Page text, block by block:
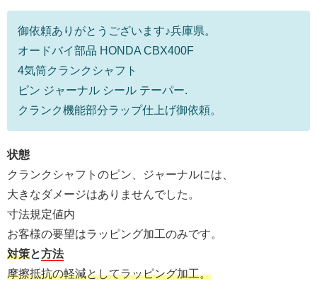
御依頼ありがとうございます♪兵庫県。
オードバイ部品 HONDA CBX400F
4気筒クランクシャフト
ピン ジャーナル シール テーパー.
クランク機能部分ラップ仕上げ御依頼。
状態
クランクシャフトのピン、ジャーナルには、
大きなダメージはありませんでした。
寸法規定値内
お客様の要望はラッピング加工のみです。
対策と方法
摩擦抵抗の軽減としてラッピング加工。